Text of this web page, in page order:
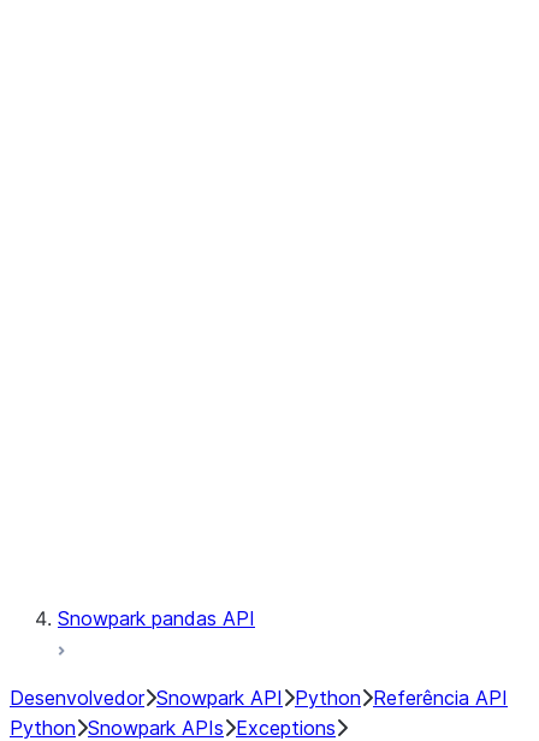
Snowpark pandas API
Desenvolvedor Snowpark API Python Referência API
Python Snowpark APIs Exceptions